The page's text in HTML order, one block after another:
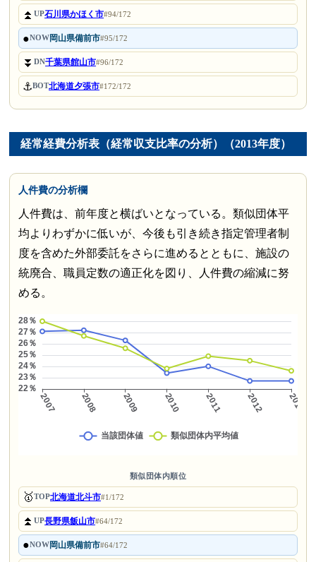
⏫UP石川県かほく市#94/172
●NOW岡山県備前市#95/172
⏬DN千葉県館山市#96/172
⚓BOT北海道夕張市#172/172
経常経費分析表（経常収支比率の分析）（2013年度）
人件費の分析欄
人件費は、前年度と横ばいとなっている。類似団体平
均よりわずかに低いが、今後も引き続き指定管理者制
度を含めた外部委託をさらに進めるとともに、施設の
統廃合、職員定数の適正化を図り、人件費の縮減に努
める。
類似団体内順位
🥇TOP北海道北斗市#1/172
⏫UP長野県飯山市#64/172
●NOW岡山県備前市#64/172